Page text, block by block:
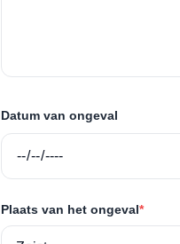
Datum van ongeval
Plaats van het ongeval*